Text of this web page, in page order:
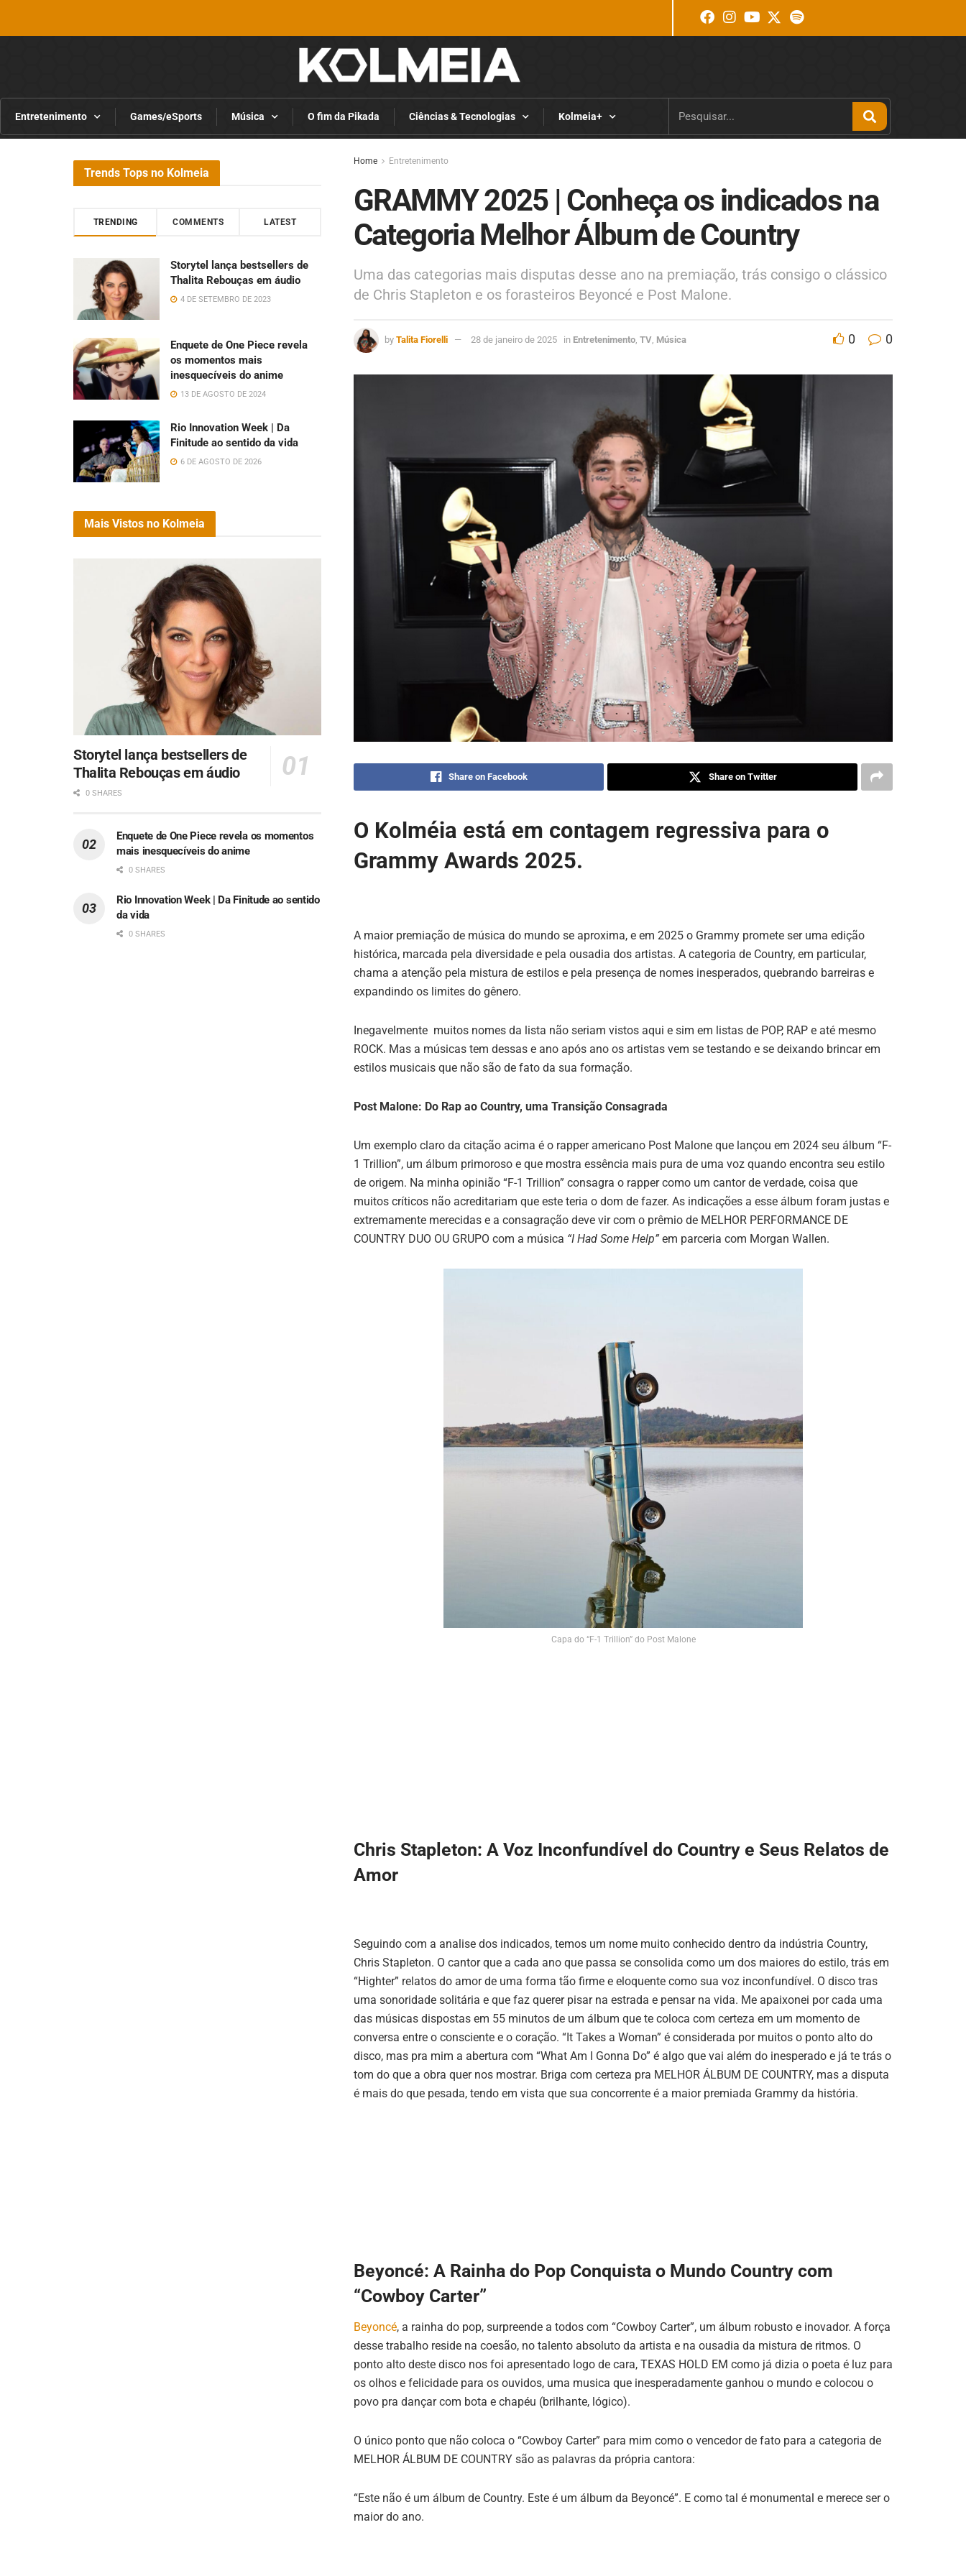
Entretenimento Games/eSports Música O fim da Pikada Ciências & Tecnologias Kolmeia+
Home Entretenimento
GRAMMY 2025 | Conheça os indicados na
Categoria Melhor Álbum de Country
Uma das categorias mais disputas desse ano na premiação, trás consigo o clássico
de Chris Stapleton e os forasteiros Beyoncé e Post Malone.
by Talita Fiorelli 28 de janeiro de 2025 in Entretenimento TV Música 0 0
Share on Facebook Share on Twitter
O Kolméia está em contagem regressiva para o
Grammy Awards 2025.
A maior premiação de música do mundo se aproxima, e em 2025 o Grammy promete ser uma edição
histórica, marcada pela diversidade e pela ousadia dos artistas. A categoria de Country, em particular,
chama a atenção pela mistura de estilos e pela presença de nomes inesperados, quebrando barreiras e
expandindo os limites do gênero.
Inegavelmente muitos nomes da lista não seriam vistos aqui e sim em listas de POP, RAP e até mesmo
ROCK. Mas a músicas tem dessas e ano após ano os artistas vem se testando e se deixando brincar em
estilos musicais que não são de fato da sua formação.
Post Malone: Do Rap ao Country, uma Transição Consagrada
Um exemplo claro da citação acima é o rapper americano Post Malone que lançou em 2024 seu álbum “F-
1 Trillion”, um álbum primoroso e que mostra essência mais pura de uma voz quando encontra seu estilo
de origem. Na minha opinião “F-1 Trillion” consagra o rapper como um cantor de verdade, coisa que
muitos críticos não acreditariam que este teria o dom de fazer. As indicações a esse álbum foram justas e
extremamente merecidas e a consagração deve vir com o prêmio de MELHOR PERFORMANCE DE
COUNTRY DUO OU GRUPO com a música “I Had Some Help” em parceria com Morgan Wallen.
Capa do “F-1 Trillion” do Post Malone
Chris Stapleton: A Voz Inconfundível do Country e Seus Relatos de
Amor
Seguindo com a analise dos indicados, temos um nome muito conhecido dentro da indústria Country,
Chris Stapleton. O cantor que a cada ano que passa se consolida como um dos maiores do estilo, trás em
“Highter” relatos do amor de uma forma tão firme e eloquente como sua voz inconfundível. O disco tras
uma sonoridade solitária e que faz querer pisar na estrada e pensar na vida. Me apaixonei por cada uma
das músicas dispostas em 55 minutos de um álbum que te coloca com certeza em um momento de
conversa entre o consciente e o coração. “It Takes a Woman” é considerada por muitos o ponto alto do
disco, mas pra mim a abertura com “What Am I Gonna Do” é algo que vai além do inesperado e já te trás o
tom do que a obra quer nos mostrar. Briga com certeza pra MELHOR ÁLBUM DE COUNTRY, mas a disputa
é mais do que pesada, tendo em vista que sua concorrente é a maior premiada Grammy da história.
Beyoncé: A Rainha do Pop Conquista o Mundo Country com
“Cowboy Carter”
Beyoncé, a rainha do pop, surpreende a todos com “Cowboy Carter”, um álbum robusto e inovador. A força
desse trabalho reside na coesão, no talento absoluto da artista e na ousadia da mistura de ritmos. O
ponto alto deste disco nos foi apresentado logo de cara, TEXAS HOLD EM como já dizia o poeta é luz para
os olhos e felicidade para os ouvidos, uma musica que inesperadamente ganhou o mundo e colocou o
povo pra dançar com bota e chapéu (brilhante, lógico).
O único ponto que não coloca o “Cowboy Carter” para mim como o vencedor de fato para a categoria de
MELHOR ÁLBUM DE COUNTRY são as palavras da própria cantora:
“Este não é um álbum de Country. Este é um álbum da Beyoncé”. E como tal é monumental e merece ser o
maior do ano.
Trends Tops no Kolmeia
TRENDING COMMENTS LATEST
Storytel lança bestsellers de
Thalita Rebouças em áudio
4 DE SETEMBRO DE 2023
Enquete de One Piece revela
os momentos mais
inesquecíveis do anime
13 DE AGOSTO DE 2024
Rio Innovation Week | Da
Finitude ao sentido da vida
6 DE AGOSTO DE 2026
Mais Vistos no Kolmeia
Storytel lança bestsellers de
Thalita Rebouças em áudio
0 SHARES
Enquete de One Piece revela os momentos
mais inesquecíveis do anime
0 SHARES
Rio Innovation Week | Da Finitude ao sentido
da vida
0 SHARES